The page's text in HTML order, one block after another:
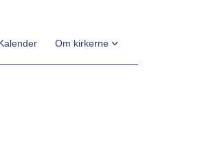
Om kirkerne